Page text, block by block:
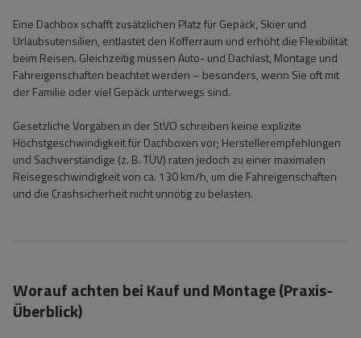
Eine Dachbox schafft zusätzlichen Platz für Gepäck, Skier und
Urlaubsutensilien, entlastet den Kofferraum und erhöht die Flexibilität
beim Reisen. Gleichzeitig müssen Auto- und Dachlast, Montage und
Fahreigenschaften beachtet werden – besonders, wenn Sie oft mit
der Familie oder viel Gepäck unterwegs sind.
Gesetzliche Vorgaben in der StVO schreiben keine explizite
Höchstgeschwindigkeit für Dachboxen vor; Herstellerempfehlungen
und Sachverständige (z. B. TÜV) raten jedoch zu einer maximalen
Reisegeschwindigkeit von ca. 130 km/h, um die Fahreigenschaften
und die Crashsicherheit nicht unnötig zu belasten.
Worauf achten bei Kauf und Montage (Praxis-
Überblick)